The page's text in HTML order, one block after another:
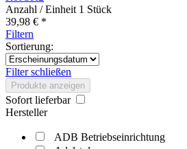
Anzahl / Einheit 1 Stück
39,98 € *
Filtern
Sortierung:
Filter schließen
Produkte anzeigen
Sofort lieferbar
Hersteller
ADB Betriebseinrichtung